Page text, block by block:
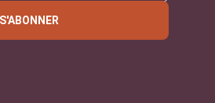
S'ABONNER